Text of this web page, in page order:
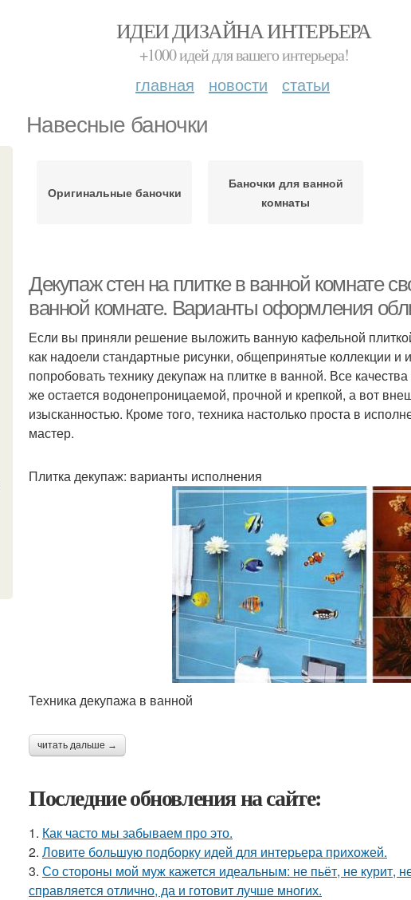
ИДЕИ ДИЗАЙНА ИНТЕРЬЕРА
+1000 идей для вашего интерьера!
главная новости статьи
Навесные баночки
Оригинальные баночки
Баночки для ванной
комнаты
Декупаж стен на плитке в ванной комнате
ванной комнате. Варианты оформления
Если вы приняли решение выложить ванную кафельной
как надоели стандартные рисунки, общепринятые коллекции и
попробовать технику декупаж на плитке в ванной. Все
же остается водонепроницаемой, прочной и крепкой, а вот
изысканностью. Кроме того, техника настолько проста в
мастер.
Плитка декупаж: варианты исполнения
Техника декупажа в ванной
читать дальше →
Последние обновления на сайте:
1. Как часто мы забываем про это.
2. Ловите большую подборку идей для интерьера прихожей.
3. Со стороны мой муж кажется идеальным: не пьёт, не курит,
справляется отлично, да и готовит лучше многих.